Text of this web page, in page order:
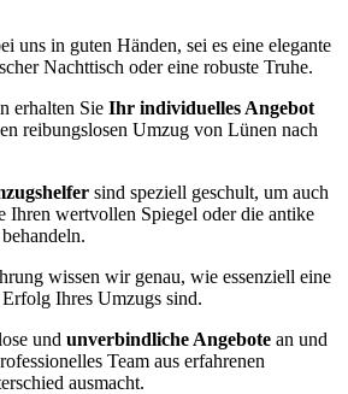
uns in guten Händen, sei es eine elegante
Nachttisch oder eine robuste Truhe.
erhalten Sie Ihr individuelles Angebot
reibungslosen Umzug von Lünen nach
sind speziell geschult, um auch
Ihren wertvollen Spiegel oder die antike
wissen wir genau, wie essenziell eine
Ihres Umzugs sind.
und unverbindliche Angebote an und
Team aus erfahrenen
ausmacht.